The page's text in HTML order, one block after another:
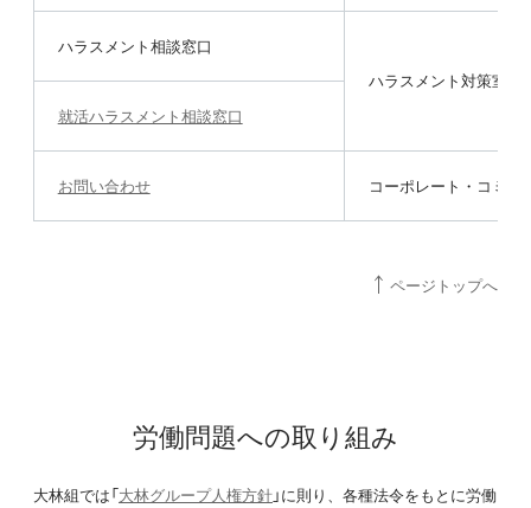
ハラスメント相談窓口
ハラスメント対策室
就活ハラスメント相談窓口
お問い合わせ コーポレート・コミュ
ページトップへ
労働問題への取り組み
大林組では「大林グループ人権方針」に則り、各種法令をもとに労働